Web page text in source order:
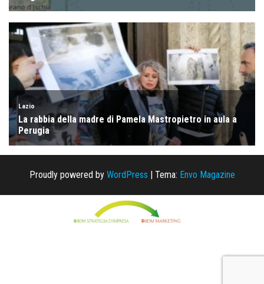
Proudly powered by WordPress Tema: Envo Magazine